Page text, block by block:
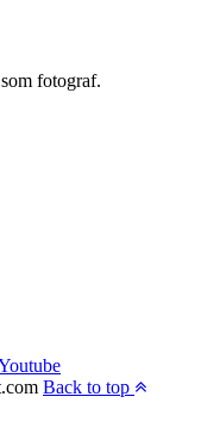
fotograf.
Back to top